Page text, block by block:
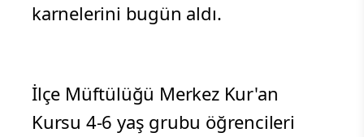
karnelerini bugün aldı.
İlçe Müftülüğü Merkez Kur'an
Kursu 4-6 yaş grubu öğrencileri